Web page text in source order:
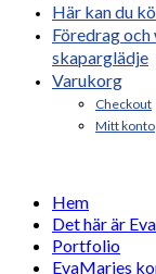
Här kan du
Föredrag
skaparglädje
Varukorg
Checkout
Mitt konto
Hem
Det här är
Portfolio
EvaMaries